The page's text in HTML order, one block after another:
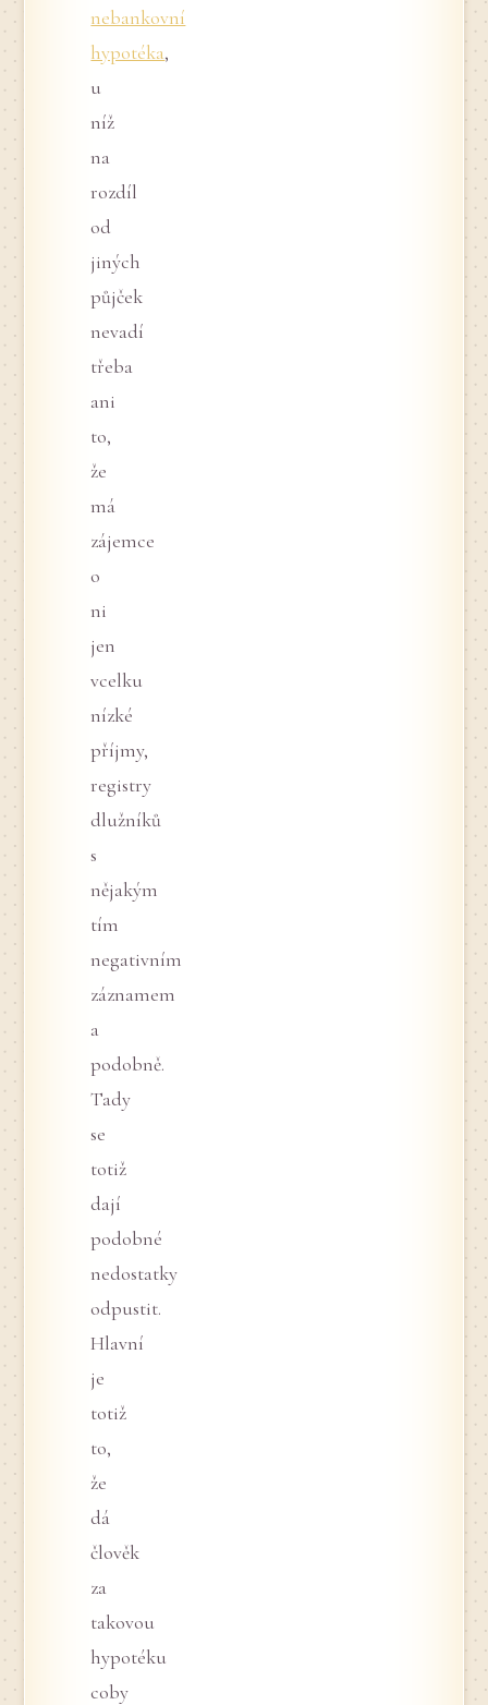
nebankovní
hypotéka,
u
níž
na
rozdíl
od
jiných
půjček
nevadí
třeba
ani
to,
že
má
zájemce
o
ni
jen
vcelku
nízké
příjmy,
registry
dlužníků
s
nějakým
tím
negativním
záznamem
a
podobně.
Tady
se
totiž
dají
podobné
nedostatky
odpustit.
Hlavní
je
totiž
to,
že
dá
člověk
za
takovou
hypotéku
coby